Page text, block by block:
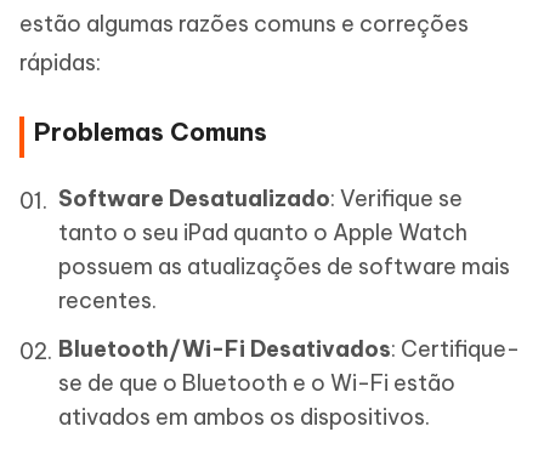
estão algumas razões comuns e correções
rápidas:
Problemas Comuns
Software Desatualizado: Verifique se
tanto o seu iPad quanto o Apple Watch
possuem as atualizações de software mais
recentes.
Bluetooth/Wi-Fi Desativados: Certifique-
se de que o Bluetooth e o Wi-Fi estão
ativados em ambos os dispositivos.